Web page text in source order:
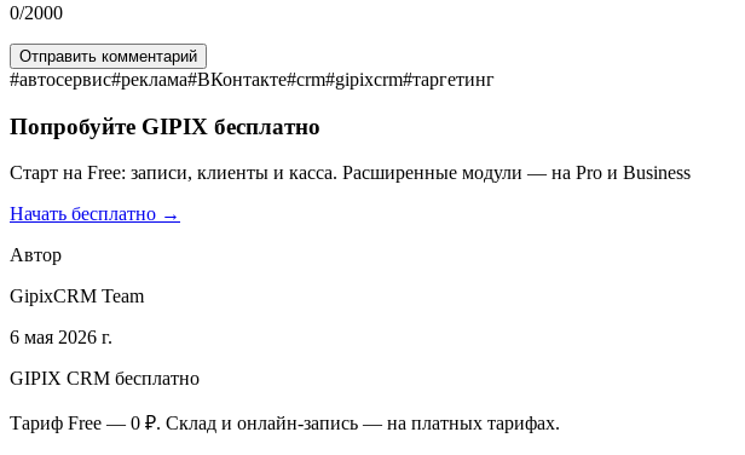
0/2000
Отправить комментарий
#автосервис#реклама#ВКонтакте#crm#gipixcrm#таргетинг
Попробуйте GIPIX бесплатно
Старт на Free: записи, клиенты и касса. Расширенные модули — на Pro и Business
Начать бесплатно →
Автор
GipixCRM Team
6 мая 2026 г.
GIPIX CRM бесплатно
Тариф Free — 0 ₽. Склад и онлайн-запись — на платных тарифах.